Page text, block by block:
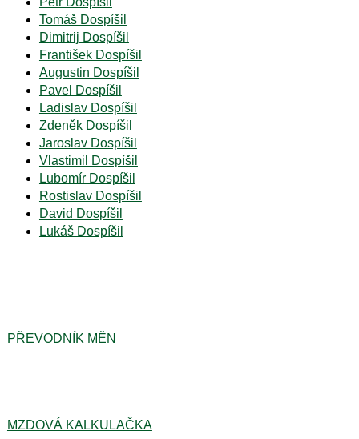
Tomáš Dospíšil
Dimitrij Dospíšil
František Dospíšil
Augustin Dospíšil
Pavel Dospíšil
Ladislav Dospíšil
Zdeněk Dospíšil
Jaroslav Dospíšil
Vlastimil Dospíšil
Lubomír Dospíšil
Rostislav Dospíšil
David Dospíšil
Lukáš Dospíšil
PŘEVODNÍK MĚN
MZDOVÁ KALKULAČKA